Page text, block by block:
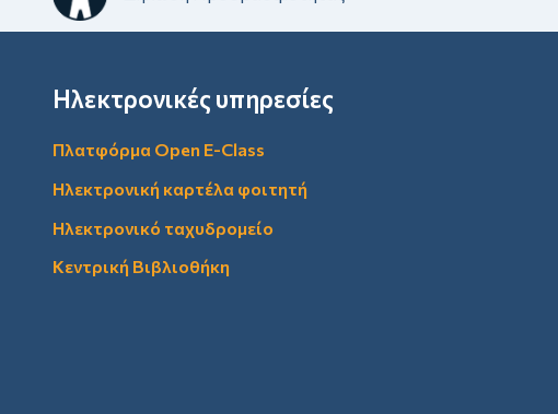
Ηλεκτρονικές υπηρεσίες
Πλατφόρμα Open E-Class
Ηλεκτρονική καρτέλα φοιτητή
Ηλεκτρονικό ταχυδρομείο
Κεντρική Βιβλιοθήκη